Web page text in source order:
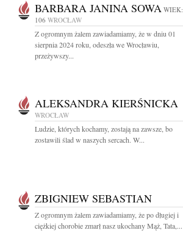
BARBARA JANINA SOWA WIEK:
106 WROCŁAW
Z ogromnym żalem zawiadamiamy, że w dniu 01
sierpnia 2024 roku, odeszła we Wrocławiu,
przeżywszy...
ALEKSANDRA KIERŚNICKA
WROCŁAW
Ludzie, których kochamy, zostają na zawsze, bo
zostawili ślad w naszych sercach. W...
ZBIGNIEW SEBASTIAN
Z ogromnym żalem zawiadamiamy, że po długiej i
ciężkiej chorobie zmarł nasz ukochany Mąż, Tata,...